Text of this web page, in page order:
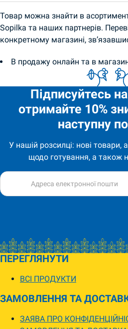
Товар можна знайти в
Sopilka та наших партнерів.
конкретному магазині,
В продажу онлайн та в
Підписуйтесь
отримайте 10%
наступну
У нашій розсилці: нові товари,
щодо готування, а також
ПЕРЕГЛЯНУТИ
ВСІ ПРОДУКТИ
ЗАМОВЛЕННЯ ТА
ЗАЯВА ПРО